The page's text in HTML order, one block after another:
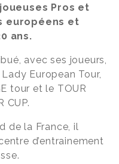
joueuses Pros et
européens et
ans.
avec ses joueurs,
European Tour,
tour et le TOUR
CUP.
de la France, il
d’entrainement